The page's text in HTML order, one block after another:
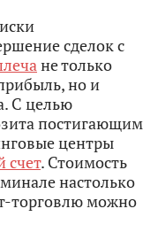
сделок с
не только
но и
С целью
постигающим
центры
счет. Стоимость
настолько
торговлю можно